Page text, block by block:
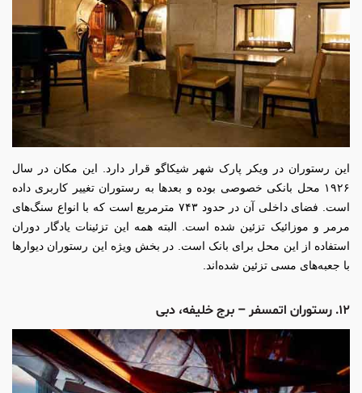
این رستوران در ویکر پارک شهر شیکاگو قرار دارد. این مکان در سال
۱۹۲۶ محل بانکی خصوصی بوده و بعدها به رستوران تغییر کاربری داده
است. فضای داخلی آن در حدود ۷۴۳ مترمربع است که با انواع سنگ‌های
مرمر و موزائیک تزئین شده است. البته همه این تزئینات یادگار دوران
استفاده از این محل برای بانک است. در بخش ویژه این رستوران دیوارها
با جعبه‌های مسی تزئین شده‌اند.
۱۲. رستوران اتمسفر – برج خلیفه، دبی